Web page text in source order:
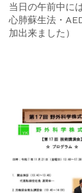
当日の午前中に
心肺蘇生法・
加出来ました）